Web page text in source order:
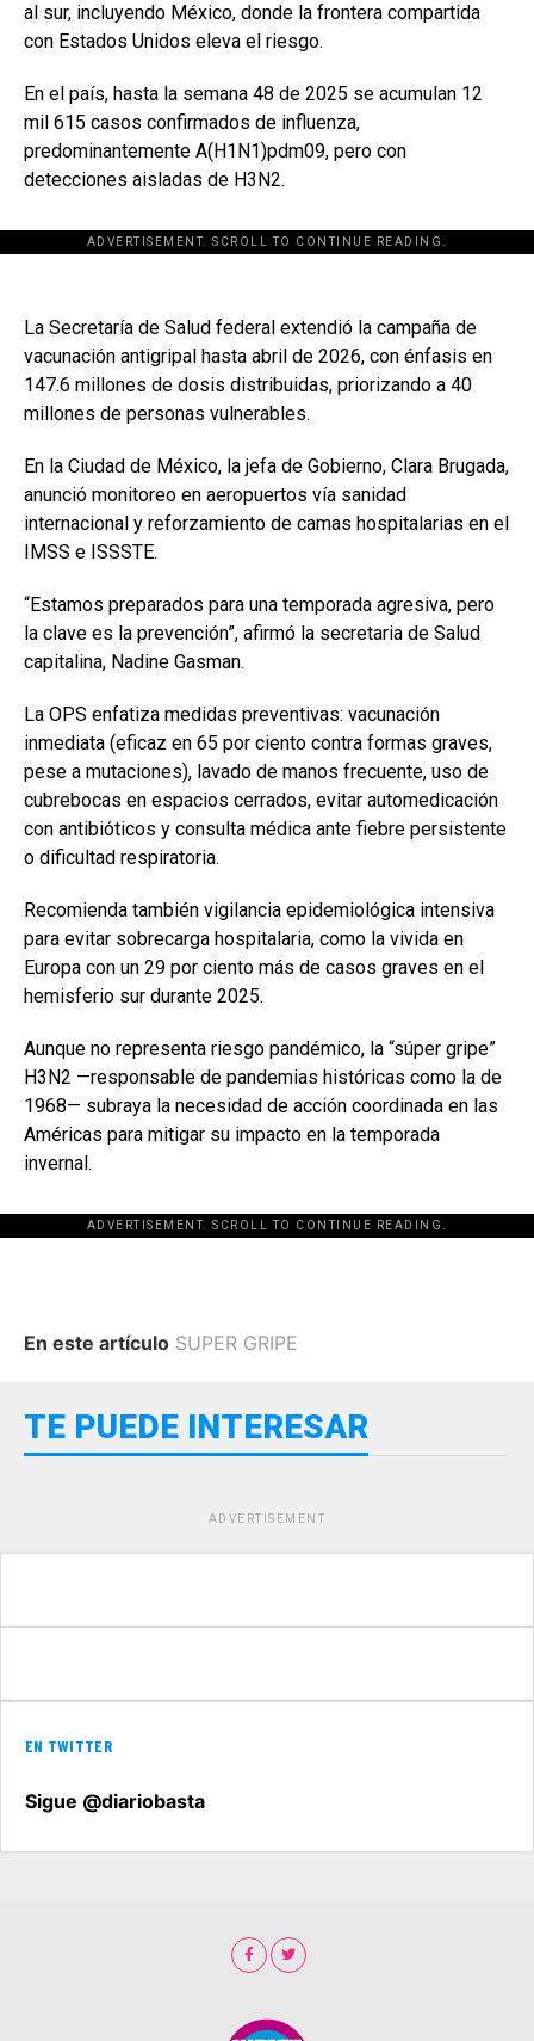
al sur, incluyendo México, donde la frontera compartida
con Estados Unidos eleva el riesgo.
En el país, hasta la semana 48 de 2025 se acumulan 12
mil 615 casos confirmados de influenza,
predominantemente A(H1N1)pdm09, pero con
detecciones aisladas de H3N2.
ADVERTISEMENT. SCROLL TO CONTINUE READING.
La Secretaría de Salud federal extendió la campaña de
vacunación antigripal hasta abril de 2026, con énfasis en
147.6 millones de dosis distribuidas, priorizando a 40
millones de personas vulnerables.
En la Ciudad de México, la jefa de Gobierno, Clara Brugada,
anunció monitoreo en aeropuertos vía sanidad
internacional y reforzamiento de camas hospitalarias en el
IMSS e ISSSTE.
“Estamos preparados para una temporada agresiva, pero
la clave es la prevención”, afirmó la secretaria de Salud
capitalina, Nadine Gasman.
La OPS enfatiza medidas preventivas: vacunación
inmediata (eficaz en 65 por ciento contra formas graves,
pese a mutaciones), lavado de manos frecuente, uso de
cubrebocas en espacios cerrados, evitar automedicación
con antibióticos y consulta médica ante fiebre persistente
o dificultad respiratoria.
Recomienda también vigilancia epidemiológica intensiva
para evitar sobrecarga hospitalaria, como la vivida en
Europa con un 29 por ciento más de casos graves en el
hemisferio sur durante 2025.
Aunque no representa riesgo pandémico, la “súper gripe”
H3N2 —responsable de pandemias históricas como la de
1968— subraya la necesidad de acción coordinada en las
Américas para mitigar su impacto en la temporada
invernal.
ADVERTISEMENT. SCROLL TO CONTINUE READING.
En este artículo SUPER GRIPE
TE PUEDE INTERESAR
ADVERTISEMENT
EN TWITTER
Sigue @diariobasta